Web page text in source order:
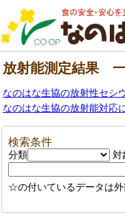
放射能測定結果
なのはな生協の放射性セシ
なのはな生協の放射能対応
検索条件
分類 対
☆の付いているデータは外